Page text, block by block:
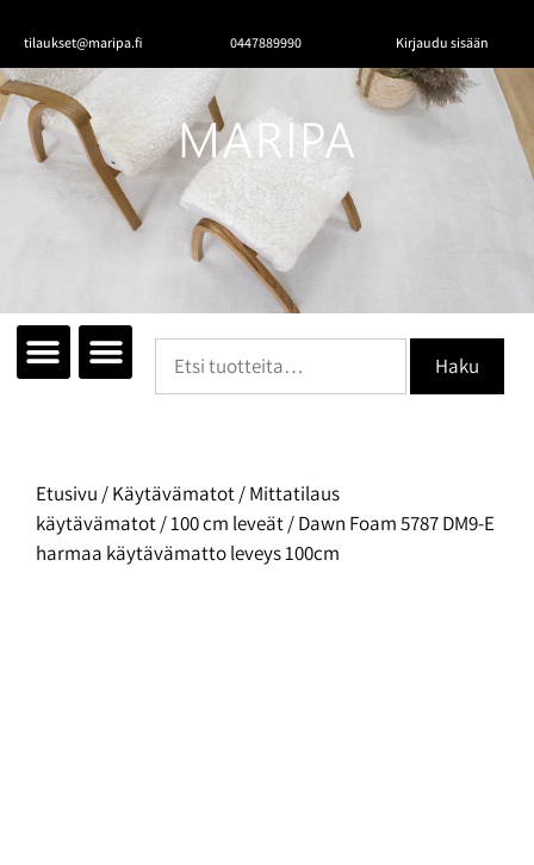
tilaukset@maripa.fi 0447889990 Kirjaudu sisään
Haku
Etusivu /Käytävämatot/Mittatilaus
käytävämatot/100 cm leveät/ Dawn Foam 5787 DM9-E
harmaa käytävämatto leveys 100cm